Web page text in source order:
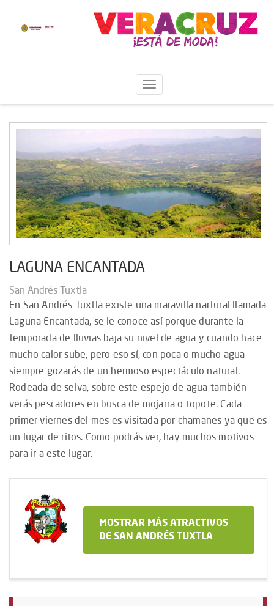
LAGUNA ENCANTADA
San Andrés Tuxtla
En San Andrés Tuxtla existe una maravilla nartural llamada
Laguna Encantada, se le conoce así porque durante la
temporada de lluvias baja su nivel de agua y cuando hace
mucho calor sube, pero eso sí, con poca o mucho agua
siempre gozarás de un hermoso espectáculo natural.
Rodeada de selva, sobre este espejo de agua también
verás pescadores en busca de mojarra o topote. Cada
primer viernes del mes es visitada por chamanes ya que es
un lugar de ritos. Como podrás ver, hay muchos motivos
para ir a este lugar.
MOSTRAR MÁS ATRACTIVOS
DE SAN ANDRÉS TUXTLA